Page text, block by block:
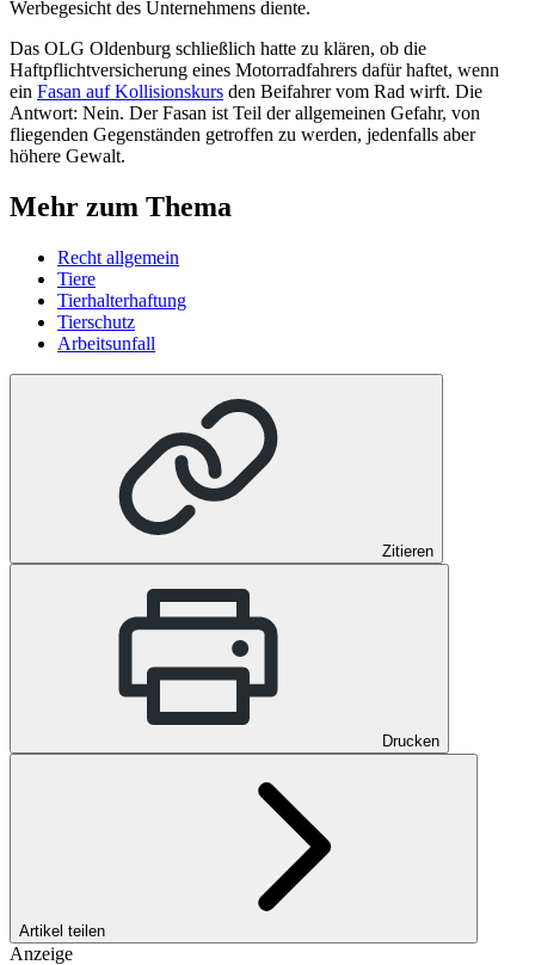
Werbegesicht des Unternehmens diente.
Das OLG Oldenburg schließlich hatte zu klären, ob die
Haftpflichtversicherung eines Motorradfahrers dafür haftet, wenn
ein Fasan auf Kollisionskurs den Beifahrer vom Rad wirft. Die
Antwort: Nein. Der Fasan ist Teil der allgemeinen Gefahr, von
fliegenden Gegenständen getroffen zu werden, jedenfalls aber
höhere Gewalt.
Mehr zum Thema
Recht allgemein
Tiere
Tierhalterhaftung
Tierschutz
Arbeitsunfall
Zitieren
Drucken
Artikel teilen
Anzeige